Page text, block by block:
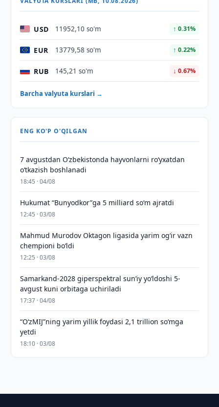
USD 11952,10 so'm ↑ 0.31%
EUR 13779,58 so'm ↑ 0.22%
RUB 145,21 so'm ↓ 0.67%
Barcha valyuta kurslari →
ENG KO'P O'QILGAN
7 avgustdan O‘zbekistonda hayvonlarni ro‘yxatdan
o‘tkazish boshlanadi
18:45 · 04/08
Hukumat “Bunyodkor”ga 5 milliard so‘m ajratdi
12:45 · 03/08
Mahmud Murodov Oktagon ligasida yarim og‘ir vazn
chempioni bo‘ldi
12:25 · 03/08
Samarkand-2028 giperspektral sun’iy yo‘ldoshi 5-
avgust kuni orbitaga uchiriladi
17:37 · 04/08
“O‘zMIJ”ning yarim yillik foydasi 2,1 trillion so‘mga
yetdi
18:10 · 03/08